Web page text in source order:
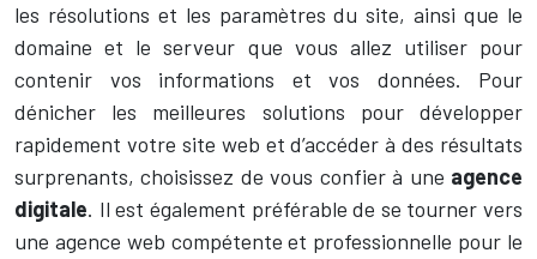
les résolutions et les paramètres du site, ainsi que le
domaine et le serveur que vous allez utiliser pour
contenir vos informations et vos données. Pour
dénicher les meilleures solutions pour développer
rapidement votre site web et d’accéder à des résultats
surprenants, choisissez de vous confier à une agence
digitale. Il est également préférable de se tourner vers
une agence web compétente et professionnelle pour le